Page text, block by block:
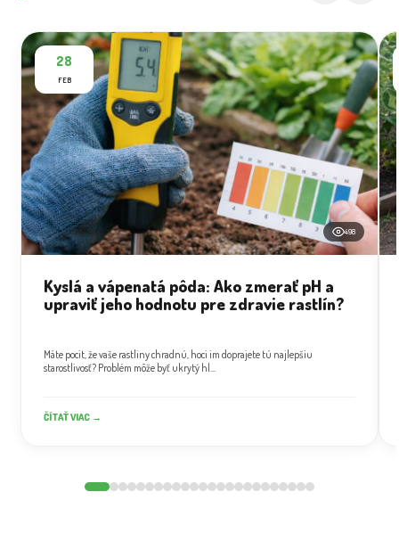
28
FEB
498
Kyslá a vápenatá pôda: Ako zmerať pH a
upraviť jeho hodnotu pre zdravie rastlín?
Máte pocit, že vaše rastliny chradnú, hoci im doprajete tú najlepšiu
starostlivosť? Problém môže byť ukrytý hl...
ČÍTAŤ VIAC →